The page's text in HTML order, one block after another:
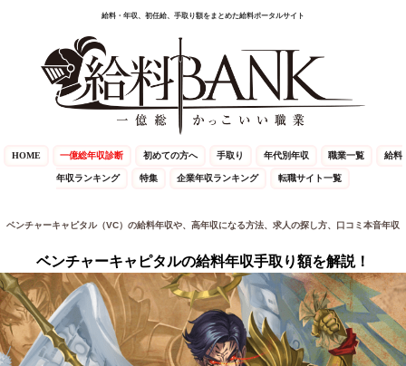
給料・年収、初任給、手取り額をまとめた給料ポータルサイト
HOME 一億総年収診断 初めての方へ 手取り 年代別年収 職業一覧 給料
年収ランキング 特集 企業年収ランキング 転職サイト一覧
ベンチャーキャピタル（VC）の給料年収や、高年収になる方法、求人の探し方、口コミ本音年収
ベンチャーキャピタルの給料年収手取り額を解説！